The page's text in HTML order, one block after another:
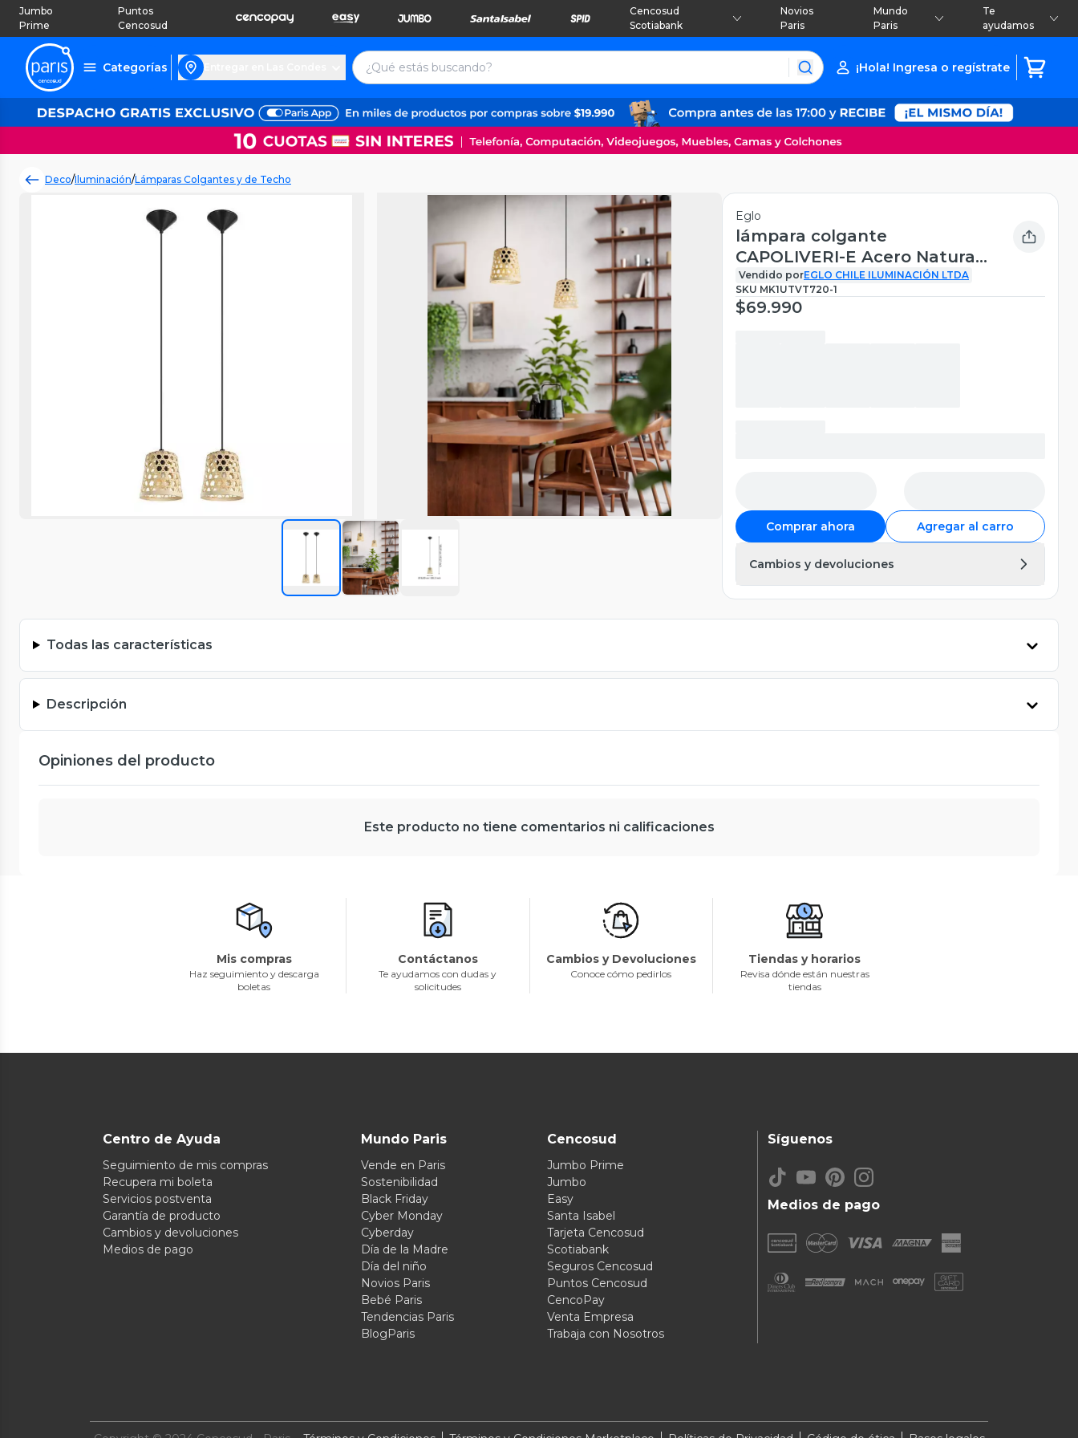
Jumbo
Prime
Puntos
Cencosud
Cencosud
Scotiabank
Novios
Paris
Mundo
Paris
Te
ayudamos
Categorías ¡Hola! Ingresa o regístrate
Deco/Iluminación/Lámparas Colgantes y de Techo
Eglo
lámpara colgante
CAPOLIVERI-E Acero Natural
E27 2X40W cod206362M
Vendido porEGLO CHILE ILUMINACIÓN LTDA
SKU MK1UTVT720-1
$69.990
Comprar ahora Agregar al carro
Cambios y devoluciones
Todas las características
Descripción
Opiniones del producto
Este producto no tiene comentarios ni calificaciones
Mis compras
Haz seguimiento y descarga
boletas
Contáctanos
Te ayudamos con dudas y
solicitudes
Cambios y Devoluciones
Conoce cómo pedirlos
Tiendas y horarios
Revisa dónde están nuestras
tiendas
Centro de Ayuda
Seguimiento de mis compras
Recupera mi boleta
Servicios postventa
Garantía de producto
Cambios y devoluciones
Medios de pago
Mundo Paris
Vende en Paris
Sostenibilidad
Black Friday
Cyber Monday
Cyberday
Día de la Madre
Día del niño
Novios Paris
Bebé Paris
Tendencias Paris
BlogParis
Cencosud
Jumbo Prime
Jumbo
Easy
Santa Isabel
Tarjeta Cencosud
Scotiabank
Seguros Cencosud
Puntos Cencosud
CencoPay
Venta Empresa
Trabaja con Nosotros
Medios de pago
Síguenos